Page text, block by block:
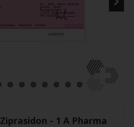
Ziprasidon - 1 A Pharma